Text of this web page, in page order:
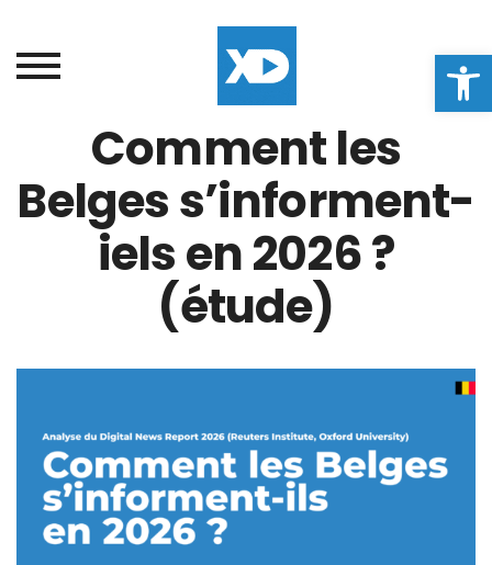
Ouvrir
Comment les
Belges s’informent-
iels en 2026 ?
(étude)